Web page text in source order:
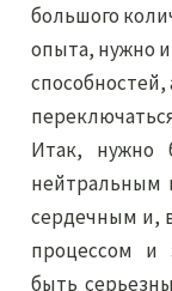
большого
опыта, нужно
Итак, нужно
сердечным и,
процессом и
быть